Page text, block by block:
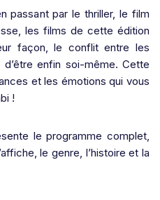
passant par le thriller, le film
les films de cette édition
façon, le conflit entre les
enfin soi-même. Cette
et les émotions qui vous
!
le programme complet,
le genre, l’histoire et la